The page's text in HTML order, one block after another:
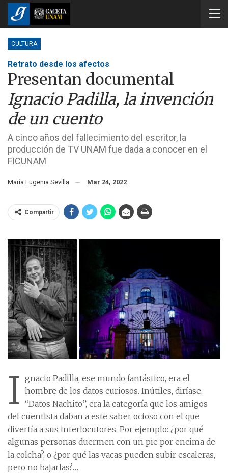
CULTURA
Retrato desde los afectos
Presentan documental
Ignacio Padilla, la invención
de un cuento
A cinco años del fallecimiento del escritor, la
producción de TV UNAM fue dada a conocer en el
FICUNAM
María Eugenia Sevilla Mar 24, 2022
Compartir
I gnacio Padilla, ese mundo fantástico, era el
hombre de los datos curiosos. Inútiles, diríase.
“Datos Nachito”, era la categoría que los amigos
del cuentista daban a este saber ocioso con el que
divertía a sus interlocutores. Por ejemplo: ¿por qué
algunas personas duermen con un pie por encima de
la colcha?, o ¿por qué las vacas pueden subir escaleras,
pero no bajarlas?…